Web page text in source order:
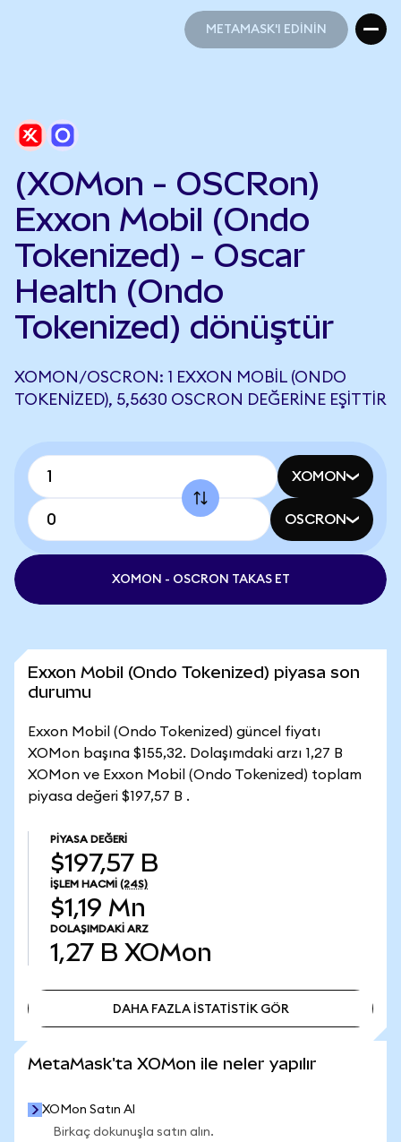
METAMASK'I EDİNİN
(XOMon - OSCRon)
Exxon Mobil (Ondo
Tokenized) - Oscar
Health (Ondo
Tokenized) dönüştür
XOMON/OSCRON: 1 EXXON MOBIL (ONDO
TOKENIZED), 5,5630 OSCRON DEĞERINE EŞITTIR
XOMON
OSCRON
XOMON - OSCRON TAKAS ET
Exxon Mobil (Ondo Tokenized) piyasa son
durumu
Exxon Mobil (Ondo Tokenized) güncel fiyatı
XOMon başına $155,32. Dolaşımdaki arzı 1,27 B
XOMon ve Exxon Mobil (Ondo Tokenized) toplam
piyasa değeri $197,57 B .
PIYASA DEĞERI
$197,57 B
İŞLEM HACMI (24S)
$1,19 Mn
DOLAŞIMDAKI ARZ
1,27 B XOMon
DAHA FAZLA İSTATİSTİK GÖR
MetaMask'ta XOMon ile neler yapılır
XOMon Satın Al
Birkaç dokunuşla satın alın.